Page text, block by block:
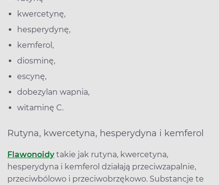
kwercetynę,
hesperydynę,
kemferol,
diosminę,
escynę,
dobezylan wapnia,
witaminę C.
Rutyna, kwercetyna, hesperydyna i kemferol
Flawonoidytakie jak rutyna, kwercetyna,
hesperydyna i kemferol działają przeciwzapalnie,
przeciwbólowo i przeciwobrzękowo. Substancje te